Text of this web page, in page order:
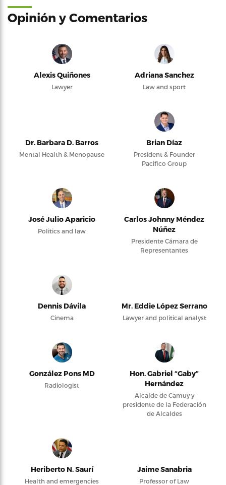
Opinión y Comentarios
Alexis Quiñones
Lawyer
Adriana Sanchez
Law and sport
Dr. Barbara D. Barros
Mental Health & Menopause
Brian Díaz
President & Founder
Pacifico Group
José Julio Aparicio
Politics and law
Carlos Johnny Méndez
Núñez
Presidente Cámara de
Representantes
Dennis Dávila
Cinema
Mr. Eddie López Serrano
Lawyer and political analyst
González Pons MD
Radiologist
Hon. Gabriel “Gaby”
Hernández
Alcalde de Camuy y
presidente de la Federación
de Alcaldes
Heriberto N. Saurí
Health and emergencies
Jaime Sanabria
Professor of Law